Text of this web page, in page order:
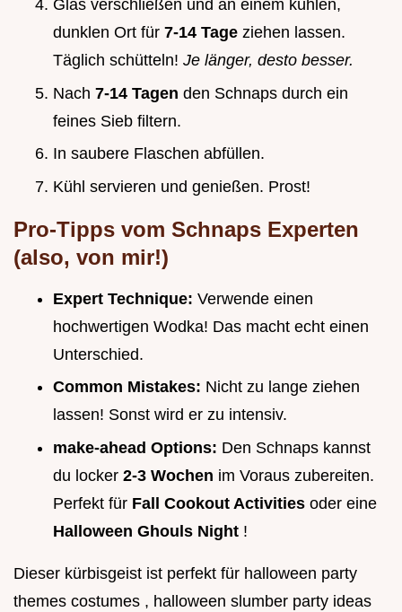
Glas verschließen und an einem kühlen,
dunklen Ort für 7-14 Tage ziehen lassen.
Täglich schütteln! Je länger, desto besser.
Nach 7-14 Tagen den Schnaps durch ein
feines Sieb filtern.
In saubere Flaschen abfüllen.
Kühl servieren und genießen. Prost!
Pro-Tipps vom Schnaps Experten
(also, von mir!)
Expert Technique: Verwende einen
hochwertigen Wodka! Das macht echt einen
Unterschied.
Common Mistakes: Nicht zu lange ziehen
lassen! Sonst wird er zu intensiv.
make-ahead Options: Den Schnaps kannst
du locker 2-3 Wochen im Voraus zubereiten.
Perfekt für Fall Cookout Activities oder eine
Halloween Ghouls Night !
Dieser kürbisgeist ist perfekt für halloween party
themes costumes , halloween slumber party ideas